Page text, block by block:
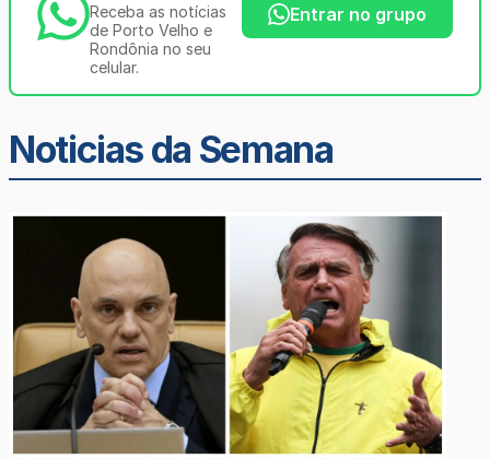
Receba as notícias
de Porto Velho e
Rondônia no seu
celular.
Entrar no grupo
Noticias da Semana